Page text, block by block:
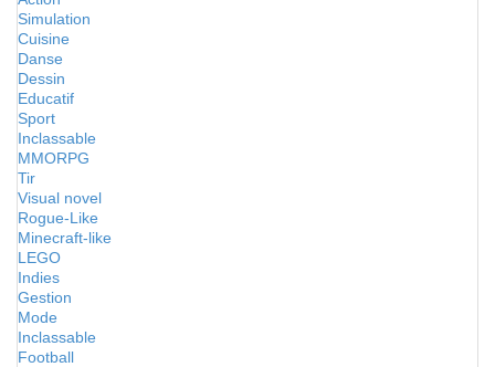
Simulation
Cuisine
Danse
Dessin
Educatif
Sport
Inclassable
MMORPG
Tir
Visual novel
Rogue-Like
Minecraft-like
LEGO
Indies
Gestion
Mode
Inclassable
Football